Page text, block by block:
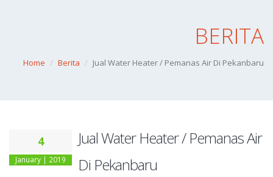
BERITA
Home Berita Jual Water Heater / Pemanas Air Di Pekanbaru
4
January | 2019
Jual Water Heater / Pemanas Air
Di Pekanbaru